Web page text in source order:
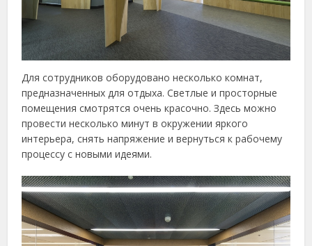
Для сотрудников оборудовано несколько комнат,
предназначенных для отдыха. Светлые и просторные
помещения смотрятся очень красочно. Здесь можно
провести несколько минут в окружении яркого
интерьера, снять напряжение и вернуться к рабочему
процессу с новыми идеями.